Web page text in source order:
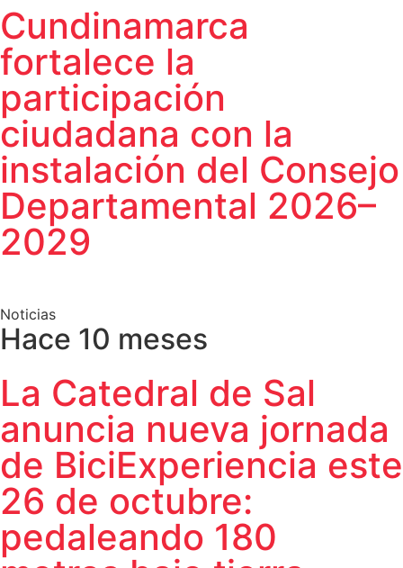
Cundinamarca
fortalece la
participación
ciudadana con la
instalación del Consejo
Departamental 2026–
2029
Noticias
Hace 10 meses
La Catedral de Sal
anuncia nueva jornada
de BiciExperiencia este
26 de octubre:
pedaleando 180